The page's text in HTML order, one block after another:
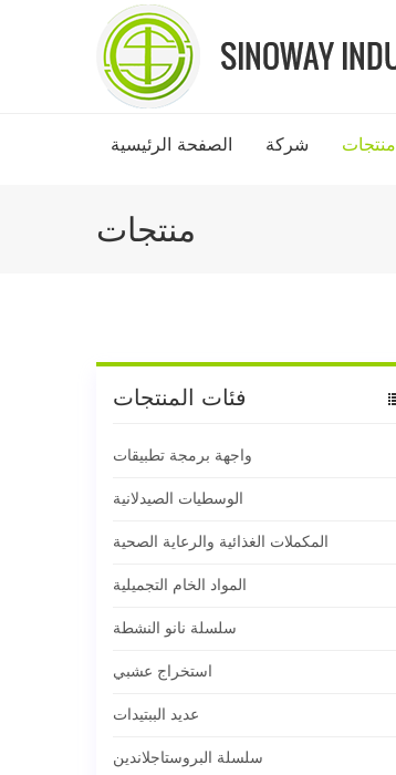
الصفحة الرئيسية شركة منتجات
منتجات
فئات المنتجات
واجهة برمجة تطبيقات
الوسطيات الصيدلانية
المكملات الغذائية والرعاية الصحية
المواد الخام التجميلية
سلسلة نانو النشطة
استخراج عشبي
عديد الببتيدات
سلسلة البروستاجلاندين